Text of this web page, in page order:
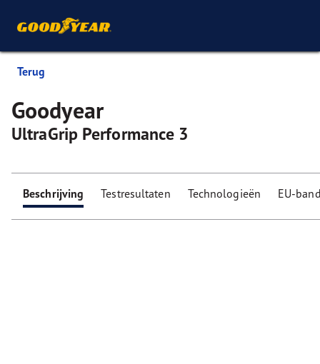
Terug
Goodyear
UltraGrip Performance 3
Beschrijving Testresultaten Technologieën EU-